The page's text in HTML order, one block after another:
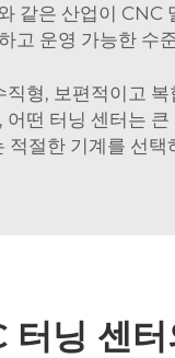
같은 산업이
운영 가능한 수
형, 보편적이고
떤 터닝 센터는
적절한 기계를 선택
터닝 센